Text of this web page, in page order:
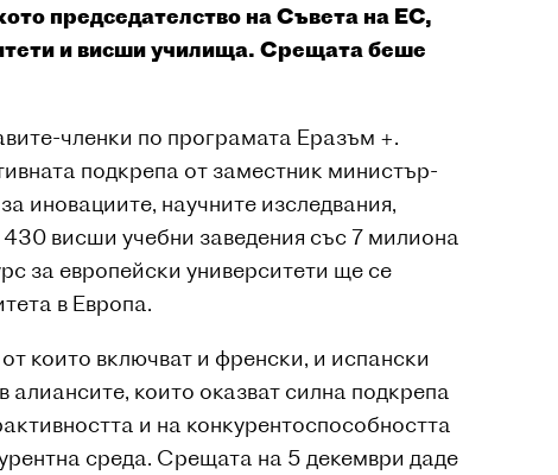
председателство на Съвета на ЕС,
и висши училища. Срещата беше
членки по програмата Еразъм +.
подкрепа от заместник министър-
иновациите, научните изследвания,
висши учебни заведения със 7 милиона
за европейски университети ще се
в Европа.
които включват и френски, и испански
които оказват силна подкрепа
и на конкурентоспособността
среда. Срещата на 5 декември даде